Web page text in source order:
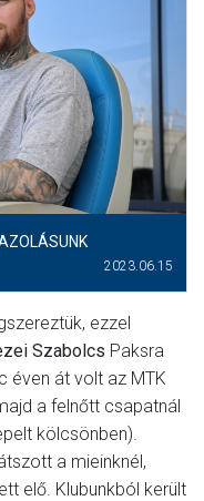
2023.06.15
ezzel
Szabolcs Paksra
éven át volt az MTK
a felnőtt csapatnál
kölcsönben).
a mieinknél,
elő. Klubunkból került